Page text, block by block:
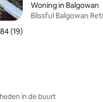
beoordeling van 4,84
(19)
Woning in Balgowan
Blissful Balgowan
in de buurt